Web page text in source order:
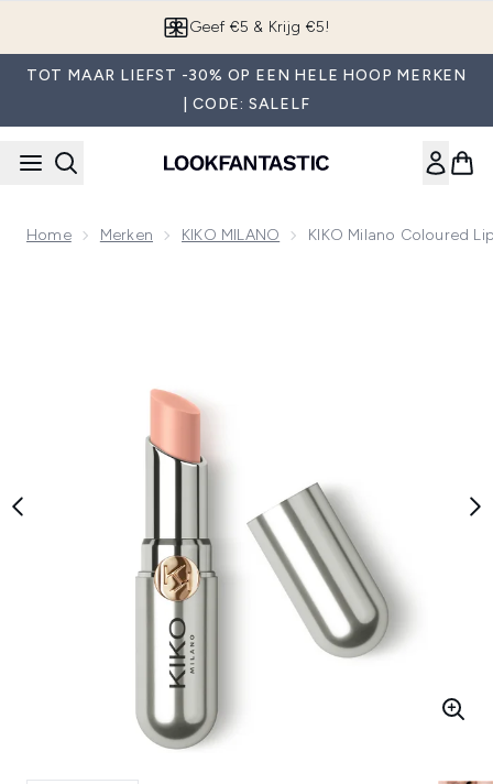
App downloaden
TOT MAAR LIEFST -30% OP EEN HELE HOOP MERKEN
| CODE: SALELF
Home Merken KIKO MILANO KIKO Milano Coloured